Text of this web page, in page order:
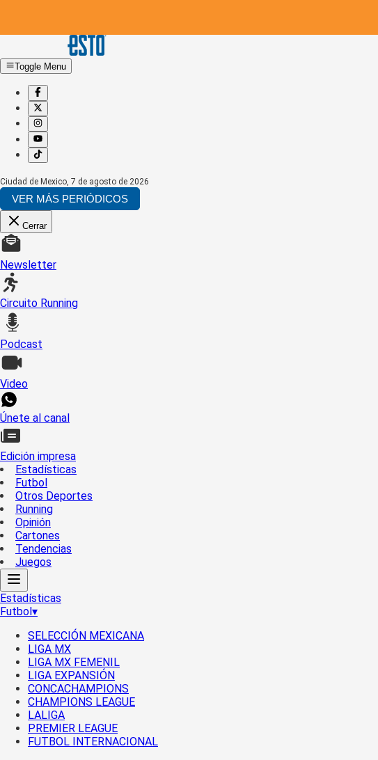
Toggle Menu
Ciudad de Mexico, 7 de agosto de 2026
VER MÁS PERIÓDICOS
Cerrar
Newsletter
Circuito Running
Podcast
Video
Únete al canal
Edición impresa
Estadísticas
Futbol
Otros Deportes
Running
Opinión
Cartones
Tendencias
Juegos
Estadísticas
Futbol▾
SELECCIÓN MEXICANA
LIGA MX
LIGA MX FEMENIL
LIGA EXPANSIÓN
CONCACHAMPIONS
CHAMPIONS LEAGUE
LALIGA
PREMIER LEAGUE
FUTBOL INTERNACIONAL